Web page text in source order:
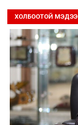
ХОЛБООТОЙ МЭДЭЭ